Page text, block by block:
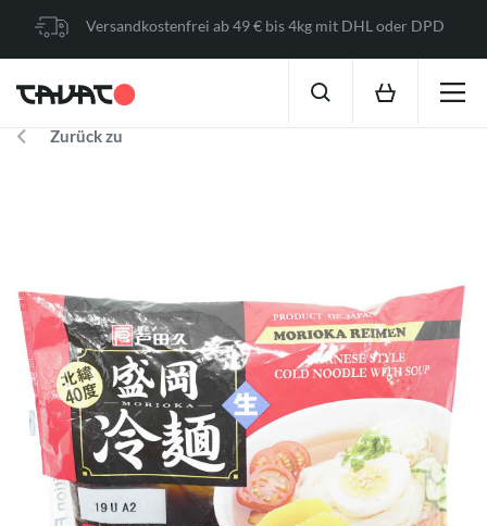
Versandkostenfrei ab 49 € bis 4kg mit DHL oder DPD
Zurück zu